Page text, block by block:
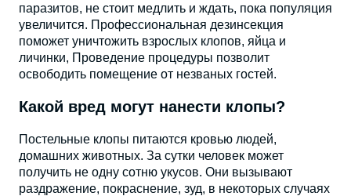
паразитов, не стоит медлить и ждать, пока популяция
увеличится. Профессиональная дезинсекция
поможет уничтожить взрослых клопов, яйца и
личинки, Проведение процедуры позволит
освободить помещение от незваных гостей.
Какой вред могут нанести клопы?
Постельные клопы питаются кровью людей,
домашних животных. За сутки человек может
получить не одну сотню укусов. Они вызывают
раздражение, покраснение, зуд, в некоторых случаях